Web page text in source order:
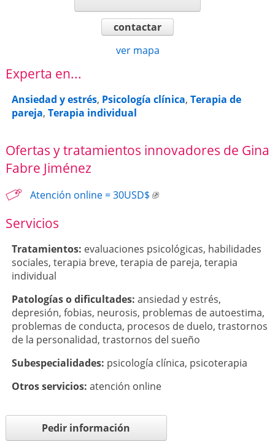
contactar
ver mapa
Experta en...
Ansiedad y estrés, Psicología clínica, Terapia de
pareja, Terapia individual
Ofertas y tratamientos innovadores de Gina
Fabre Jiménez
Atención online = 30USD$
Servicios
Tratamientos: evaluaciones psicológicas, habilidades
sociales, terapia breve, terapia de pareja, terapia
individual
Patologí­as o dificultades: ansiedad y estrés,
depresión, fobias, neurosis, problemas de autoestima,
problemas de conducta, procesos de duelo, trastornos
de la personalidad, trastornos del sueño
Subespecialidades: psicología clínica, psicoterapia
Otros servicios: atención online
Pedir información